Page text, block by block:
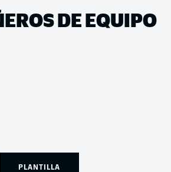
DE EQUIPO
PLANTILLA